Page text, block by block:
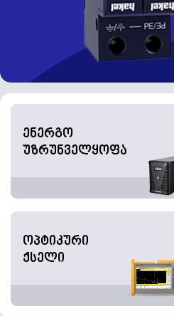
ენერგო
უზრუნველყოფა
ოპტიკური
ქსელი